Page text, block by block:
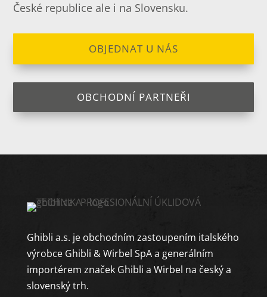
České republice ale i na Slovensku.
OBJEDNAT U NÁS
OBCHODNÍ PARTNEŘI
Ghibli a.s. je obchodním zastoupením italského
výrobce Ghibli & Wirbel SpA a generálním
importérem značek Ghibli a Wirbel na český a
slovenský trh.